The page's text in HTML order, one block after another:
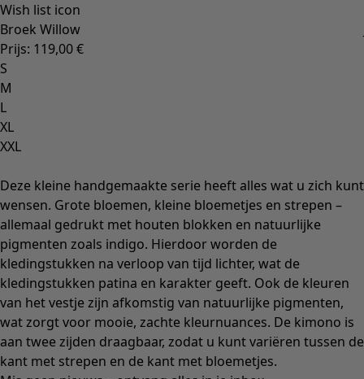
Wish list icon
Broek Willow
Prijs: 119,00 €
S
M
L
XL
XXL
Deze kleine handgemaakte serie heeft alles wat u zich kunt
wensen. Grote bloemen, kleine bloemetjes en strepen –
allemaal gedrukt met houten blokken en natuurlijke
pigmenten zoals indigo. Hierdoor worden de
kledingstukken na verloop van tijd lichter, wat de
kledingstukken patina en karakter geeft. Ook de kleuren
van het vestje zijn afkomstig van natuurlijke pigmenten,
wat zorgt voor mooie, zachte kleurnuances. De kimono is
aan twee zijden draagbaar, zodat u kunt variëren tussen de
kant met strepen en de kant met bloemetjes.